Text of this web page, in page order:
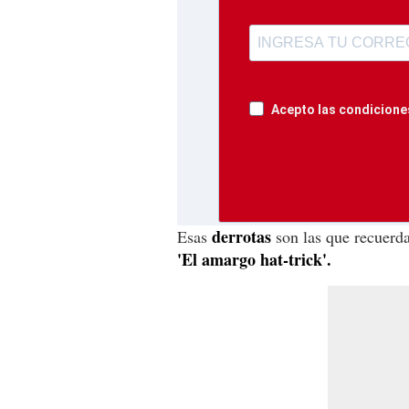
Acepto las
Esas derrotas son las que
'El amargo hat-trick'.